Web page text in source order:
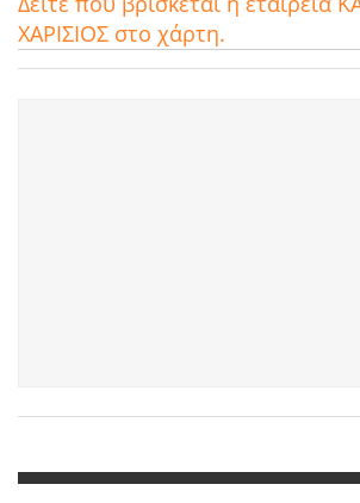
ΧΑΡΙΣΙΟΣ στο χάρτη.